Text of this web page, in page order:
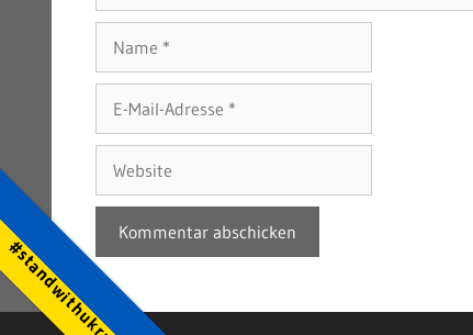
#standwithukraine
Mail-
Adresse